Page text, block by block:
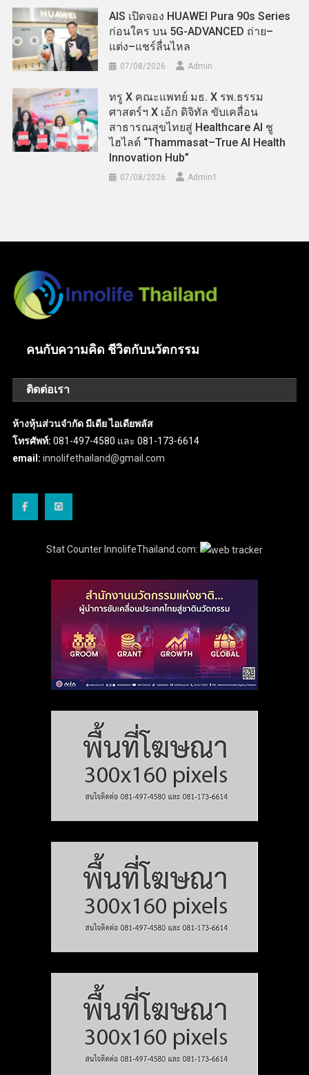
AIS เปิดจอง HUAWEI Pura 90s Series
ก่อนใคร บน 5G-ADVANCED ถ่าย–
แต่ง–แชร์ลื่นไหล
07/08/2026 Admin
ทรู X คณะแพทย์ มธ. X รพ.ธรรม
ศาสตร์ฯ X เอ้ก ดิจิทัล ขับเคลื่อน
สาธารณสุขไทยสู่ Healthcare AI ชู
ไฮไลต์ “Thammasat–True AI Health
Innovation Hub”
07/08/2026 Admin​1
คนกับความคิด ชีวิตกับนวัตกรรม
ติดต่อเรา
ห้างหุ้นส่วนจำกัด มีเดีย ไอเดียพลัส
โทรศัพท์: 081-497-4580 และ 081-173-6614
email: innolifethailand@gmail.com
Stat Counter InnolifeThailand.com: